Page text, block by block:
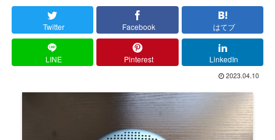
Twitter Facebook はてブ
LINE Pinterest LinkedIn
2023.04.10